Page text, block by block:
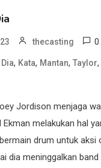
thecasting 0
Dia, Kata, Mantan, Taylor,
Jordison menjaga
Ekman melakukan hal
drum untuk aksi
dia meninggalkan